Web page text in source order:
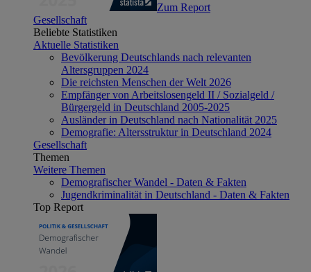
Zum Report
Gesellschaft
Beliebte Statistiken
Aktuelle Statistiken
Bevölkerung Deutschlands nach relevanten
Altersgruppen 2024
Die reichsten Menschen der Welt 2026
Empfänger von Arbeitslosengeld II / Sozialgeld /
Bürgergeld in Deutschland 2005-2025
Ausländer in Deutschland nach Nationalität 2025
Demografie: Altersstruktur in Deutschland 2024
Gesellschaft
Themen
Weitere Themen
Demografischer Wandel - Daten & Fakten
Jugendkriminalität in Deutschland - Daten & Fakten
Top Report